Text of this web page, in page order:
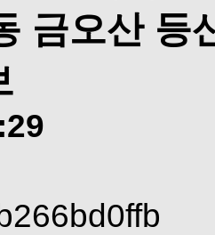
금오산 등